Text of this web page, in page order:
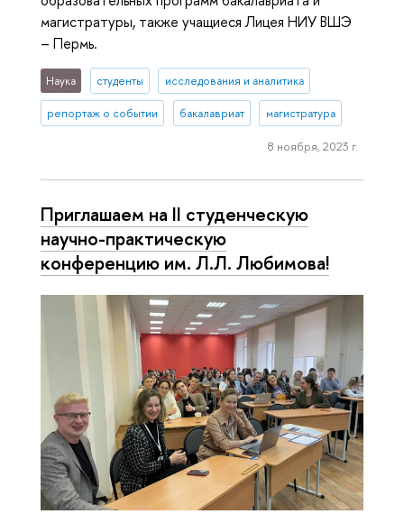
магистратуры, также учащиеся Лицея НИУ ВШЭ
– Пермь.
Наука студенты исследования и аналитика
репортаж о событии бакалавриат магистратура
8 ноября, 2023 г.
Приглашаем на II студенческую
научно-практическую
конференцию им. Л.Л. Любимова!